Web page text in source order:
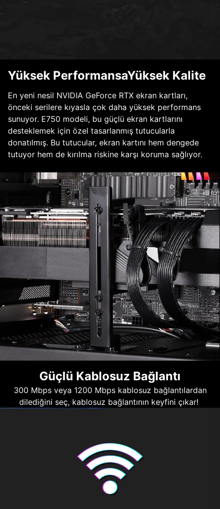
Yüksek PerformansaYüksek Kalite
En yeni nesil NVIDIA GeForce RTX ekran kartları,
önceki serilere kıyasla çok daha yüksek performans
sunuyor. E750 modeli, bu güçlü ekran kartlarını
desteklemek için özel tasarlanmış tutucularla
donatılmış. Bu tutucular, ekran kartını hem dengede
tutuyor hem de kırılma riskine karşı koruma sağlıyor.
Güçlü Kablosuz Bağlantı
300 Mbps veya 1200 Mbps kablosuz bağlantılardan
dilediğini seç, kablosuz bağlantının keyfini çıkar!